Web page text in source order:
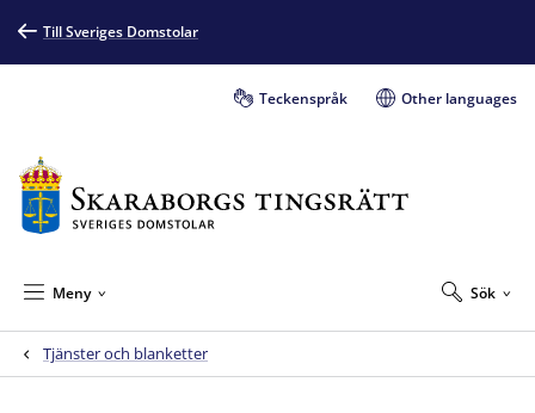
Till Sveriges Domstolar
Teckenspråk Other languages
Sök
Meny
Tjänster och blanketter